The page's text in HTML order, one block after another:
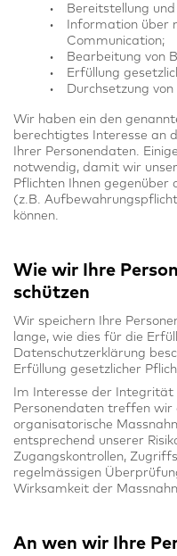
Bereitstellung
Information über
Communication;
Bearbeitung von
Erfüllung
Durchsetzung
Wir haben ein den
berechtigtes Interesse an
Ihrer Personendaten.
notwendig, damit wir
Pflichten Ihnen gegenüber
(z.B.
können.
Wie wir Ihre
schützen
Wir speichern Ihre
lange, wie dies für die
Datenschutzerklärung
Erfüllung gesetzlicher
Im Interesse der
Personendaten treffen wir
organisatorische
entsprechend unserer
Zugangskontrollen,
regelmässigen
Wirksamkeit der
An wen wir Ihre